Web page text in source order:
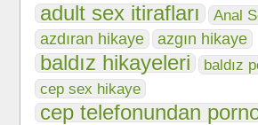
adult sex itirafları
Anal
azdıran hikaye
azgın hikaye
baldız hikayeleri
baldız
cep sex hikaye
cep telefonundan